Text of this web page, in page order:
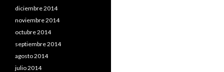
diciembre 2014
noviembre 2014
octubre 2014
septiembre 2014
agosto 2014
julio 2014